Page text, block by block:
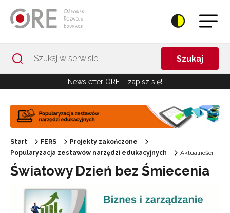
Szukaj
Newsletter ORE – zapisz się!
Start FERS
Projekty zakończone
Popularyzacja zestawów narzędzi edukacyjnych
Aktualności
Światowy Dzień bez Śmiecenia